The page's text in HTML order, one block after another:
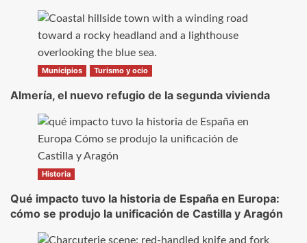
Municipios Turismo y ocio
Almería, el nuevo refugio de la segunda vivienda
Historia
Qué impacto tuvo la historia de España en Europa:
cómo se produjo la unificación de Castilla y Aragón